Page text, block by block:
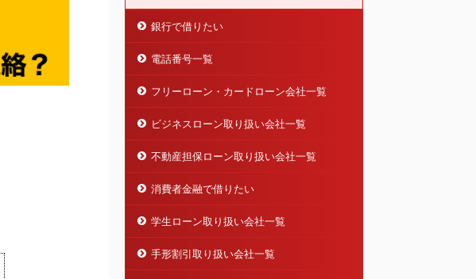
銀行で借りたい
電話番号一覧
フリーローン・カードローン会社一覧
ビジネスローン取り扱い会社一覧
不動産担保ローン取り扱い会社一覧
消費者金融で借りたい
学生ローン取り扱い会社一覧
手形割引取り扱い会社一覧